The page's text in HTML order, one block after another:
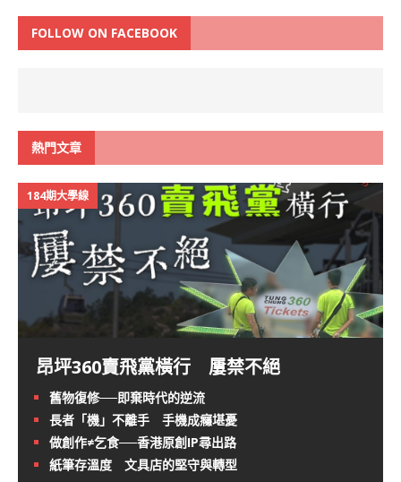
FOLLOW ON FACEBOOK
熱門文章
184期大學線
昂坪360賣飛黨橫行 屢禁不絕
舊物復修──即棄時代的逆流
長者「機」不離手 手機成癮堪憂
做創作≠乞食──香港原創IP尋出路
紙筆存溫度 文具店的堅守與轉型